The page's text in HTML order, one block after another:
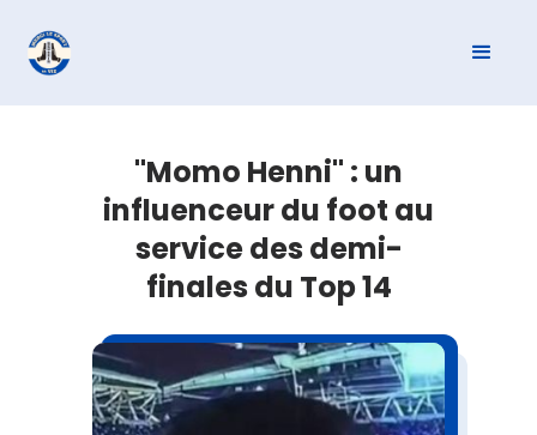
"Momo Henni" : un
influenceur du foot au
service des demi-
finales du Top 14